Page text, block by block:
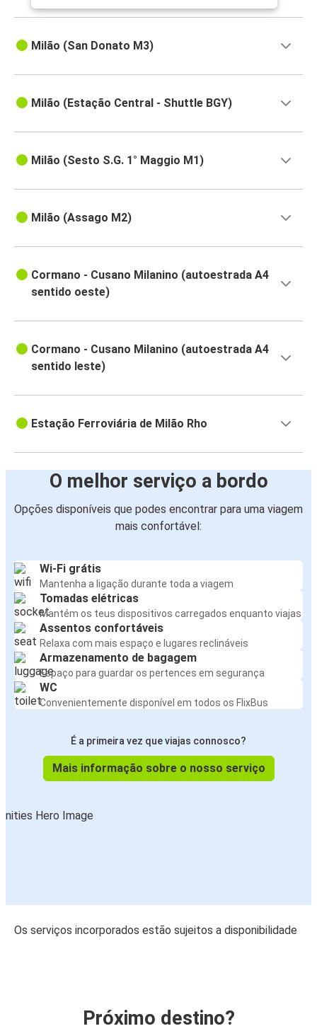
Milão (San Donato M3)
Milão (Estação Central - Shuttle BGY)
Milão (Sesto S.G. 1° Maggio M1)
Milão (Assago M2)
Cormano - Cusano Milanino (autoestrada A4
sentido oeste)
Cormano - Cusano Milanino (autoestrada A4
sentido leste)
Estação Ferroviária de Milão Rho
O melhor serviço a bordo
Opções disponíveis que podes encontrar para uma viagem
mais confortável:
Wi-Fi grátis
Mantenha a ligação durante toda a viagem
Tomadas elétricas
Mantém os teus dispositivos carregados enquanto viajas
Assentos confortáveis
Relaxa com mais espaço e lugares reclináveis
Armazenamento de bagagem
Espaço para guardar os pertences em segurança
WC
Convenientemente disponível em todos os FlixBus
É a primeira vez que viajas connosco?
Mais informação sobre o nosso serviço
Os serviços incorporados estão sujeitos a disponibilidade
Próximo destino?